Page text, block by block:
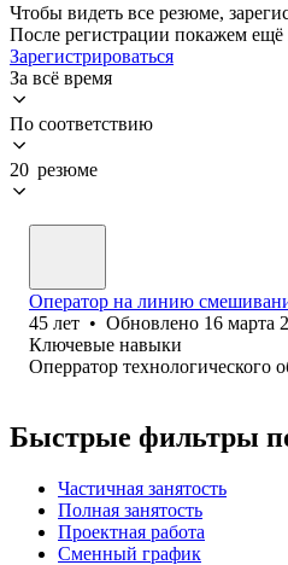
Чтобы видеть все резюме,
После регистрации покажем
Зарегистрироваться
За всё время
По соответствию
20 резюме
Оператор на линию
45 лет • Обновлено 16 марта
Ключевые навыки
Оперратор технологического
Быстрые фильтры
Частичная занятость
Полная занятость
Проектная работа
Сменный график